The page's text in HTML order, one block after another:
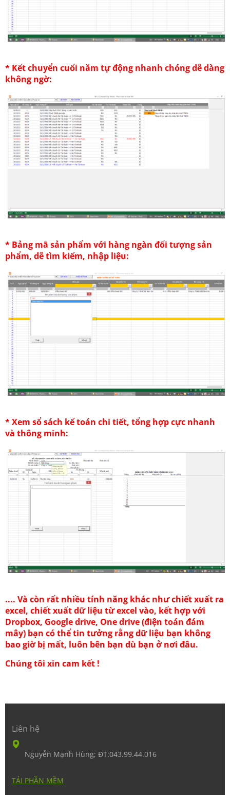
* Kết chuyển cuối năm tự động nhanh chóng dễ dàng
không ngờ:
* Bảng mã sản phẩm với hàng ngàn đối tượng sản
phẩm, dễ tìm kiếm, nhập liệu:
* Xem sổ sách kế toán chi tiết, tổng hợp cực nhanh
và thông minh:
.... Và còn rất nhiều tính năng khác như chiết xuất ra
excel, chiết xuất dữ liệu từ excel vào, kết hợp với
Dropbox, Google drive, One drive (điện toán đám
mây) bạn có thể tin tưởng rằng dữ liệu bạn không
bao giờ bị mất, luôn bên bạn dù bạn ở nơi đâu.
Chúng tôi xin cam kết !
Liên hệ
Nguyễn Mạnh Hùng; ĐT:043.99.44.016
TẢI PHẦN MỀM